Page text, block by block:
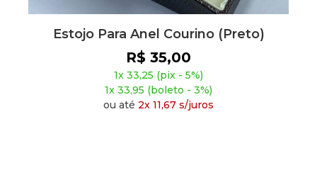
Estojo Para Anel Courino (Preto)
R$ 35,00
1x 33,25 (pix - 5%)
1x 33,95 (boleto - 3%)
ou até 2x 11,67 s/juros